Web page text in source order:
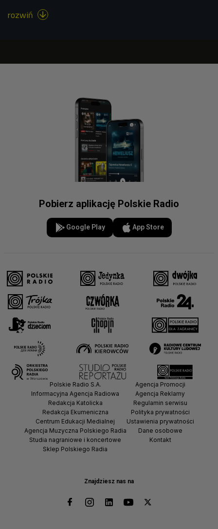
rozwiń 
Pobierz aplikację Polskie Radio
Google Play App Store
Znajdziesz nas na
Polskie Radio S.A.
Informacyjna Agencja Radiowa
Redakcja Katolicka
Redakcja Ekumeniczna
Centrum Edukacji Medialnej
Agencja Muzyczna Polskiego Radia
Studia nagraniowe i koncertowe
Sklep Polskiego Radia
Agencja Promocji
Agencja Reklamy
Regulamin serwisu
Polityka prywatności
Ustawienia prywatności
Dane osobowe
Kontakt